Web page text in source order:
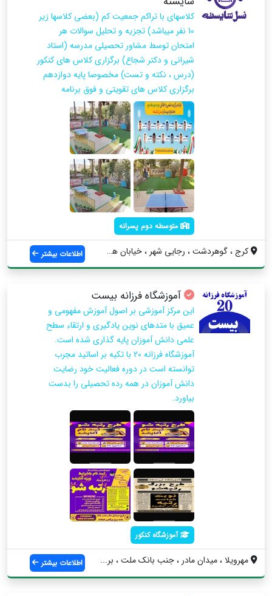
کلاسهای با تراکم جمعیت کم (بعضی کلاسها زیر
10 نفر میباشد) تجزیه و تحلیل سوالات هر
امتحان توسط مشاور تحصیلی مدرسه (استاد
شیرانی و دکتر شجاع) برگزاری کلاس های کنکور
(درس ، نکته و تست) مخصوصا پایه دوازدهم
برگزاری کلاس های تقویتی و فوق برنامه
متوسطه دوم پسرانه
کرج ، گوهردشت ، رجایی شهر ، خیابان هشتم ... اطلاعات بیشتر
آموزشگاه فرزانه بیست
این مرکز آموزشی بر اصول آموزش مفهومی و
عمیق با متدهای نوین یادگیری و ارتقاء سطح
علمی دانش آموزان پایه گذاری شده است.
آموزشگاه فرزانه 20 با تکیه بر اساتید مجرب
توانسته است در دوره فعالیت خود رضایت
دانش آموزان در همه رده تحصیلی را بدست
بیاورد.
آموزشگاه کنکور
مهرویلا ، میدان مادر ، جنب بانک ملت ، بر... اطلاعات بیشتر